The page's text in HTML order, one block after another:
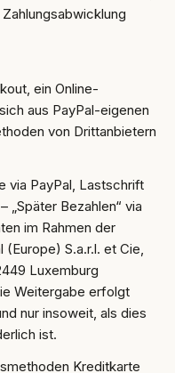
ein Online-
aus PayPal-eigenen
von Drittanbietern
via PayPal, Lastschrift
„Später Bezahlen“ via
im Rahmen der
S.a.r.l. et Cie,
Luxemburg
Weitergabe erfolgt
nur insoweit, als dies
ist.
Kreditkarte